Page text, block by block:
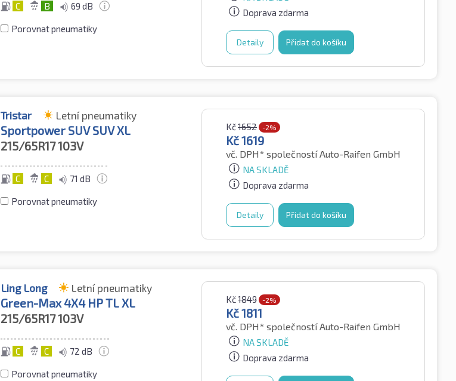
C B 69 dB
Porovnat pneumatiky
Doprava zdarma
Detaily Přidat do košíku
Tristar Letní pneumatiky
Sportpower SUV SUV XL
215/65R17103V
C C 71 dB
Porovnat pneumatiky
Kč1652 -2%
Kč1619
vč. DPH* společností Auto-Raifen GmbH
NA SKLADĚ
Doprava zdarma
Detaily Přidat do košíku
Ling Long Letní pneumatiky
Green-Max 4X4 HP TL XL
215/65R17103V
C C 72 dB
Porovnat pneumatiky
Kč1849 -2%
Kč1811
vč. DPH* společností Auto-Raifen GmbH
NA SKLADĚ
Doprava zdarma